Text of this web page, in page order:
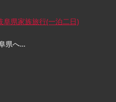
県家族旅行(一泊二日)
県へ…